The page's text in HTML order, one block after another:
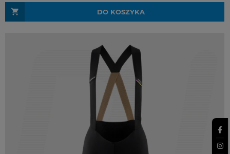
DO KOSZYKA